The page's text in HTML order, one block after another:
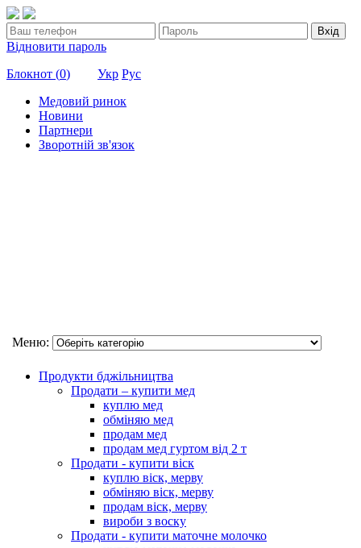
Вхід
Відновити пароль
Блокнот (0) Укр Рус
Медовий ринок
Новини
Партнери
Зворотній зв'язок
Меню:
Продукти бджільництва
Продати – купити мед
куплю мед
обміняю мед
продам мед
продам мед гуртом від 2 т
Продати - купити віск
куплю віск, мерву
обміняю віск, мерву
продам віск, мерву
вироби з воску
Продати - купити маточне молочко